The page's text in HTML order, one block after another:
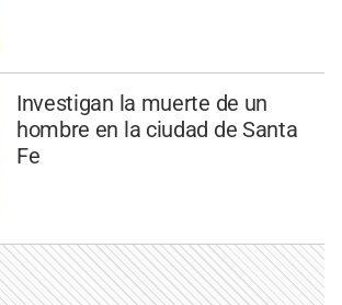
Investigan la muerte de un
hombre en la ciudad de Santa
Fe